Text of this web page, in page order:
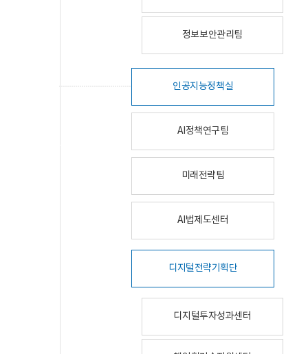
정보보안관리팀
인공지능정책실
AI정책연구팀
미래전략팀
AI법제도센터
디지털전략기획단
디지털투자성과센터